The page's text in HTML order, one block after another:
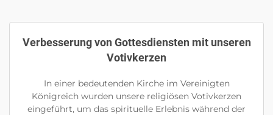
Verbesserung von Gottesdiensten mit unseren
Votivkerzen
In einer bedeutenden Kirche im Vereinigten
Königreich wurden unsere religiösen Votivkerzen
eingeführt, um das spirituelle Erlebnis während der